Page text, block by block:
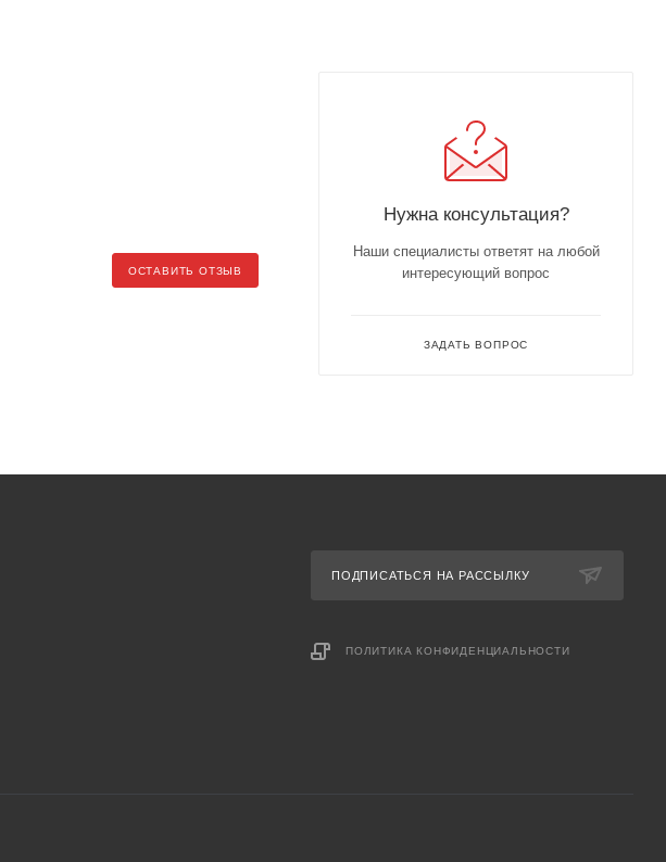
ОСТАВИТЬ ОТЗЫВ
Нужна консультация?
Наши специалисты ответят на любой
интересующий вопрос
ЗАДАТЬ ВОПРОС
ПОДПИСАТЬСЯ НА РАССЫЛКУ
ПОЛИТИКА КОНФИДЕНЦИАЛЬНОСТИ